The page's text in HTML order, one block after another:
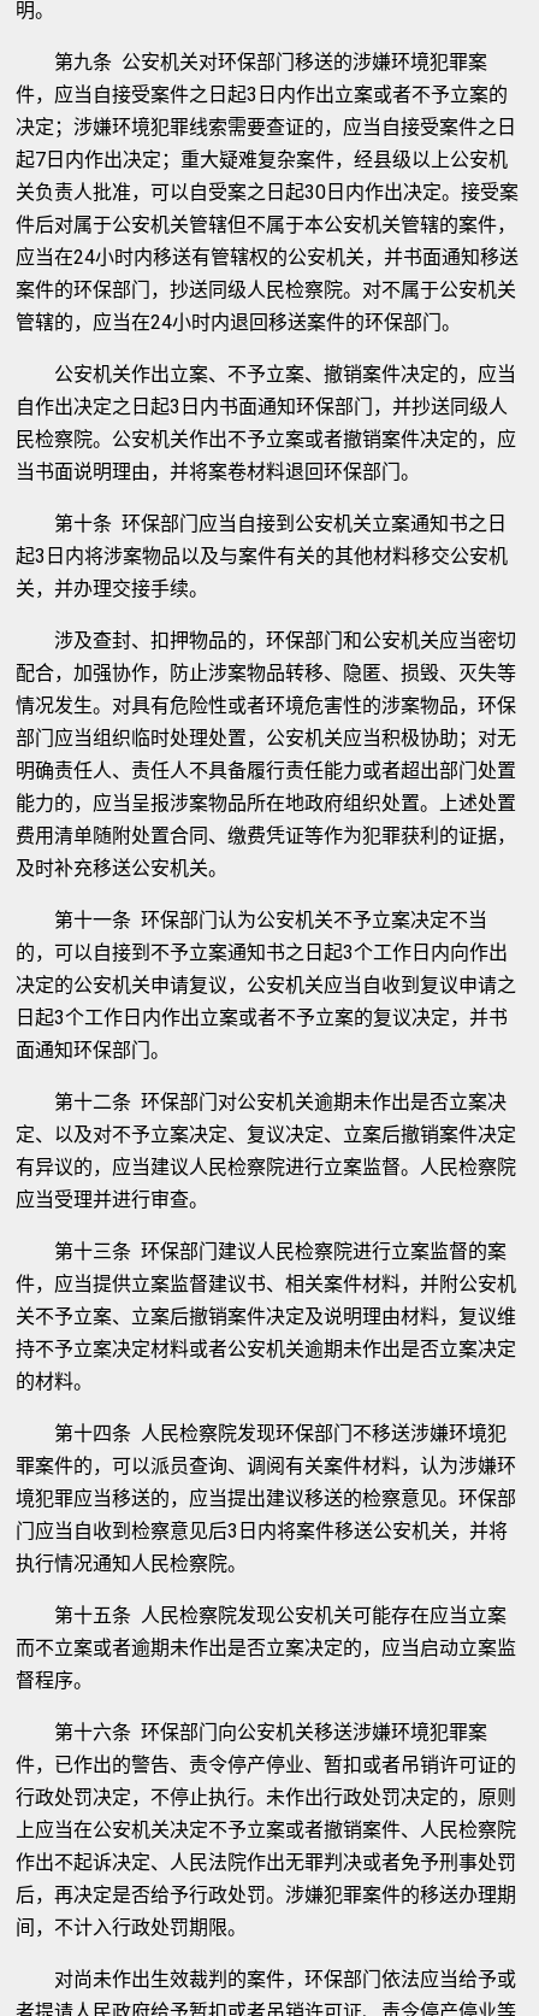
明。
第九条 公安机关对环保部门移送的涉嫌环境犯罪案
件，应当自接受案件之日起3日内作出立案或者不予立案的
决定；涉嫌环境犯罪线索需要查证的，应当自接受案件之日
起7日内作出决定；重大疑难复杂案件，经县级以上公安机
关负责人批准，可以自受案之日起30日内作出决定。接受案
件后对属于公安机关管辖但不属于本公安机关管辖的案件，
应当在24小时内移送有管辖权的公安机关，并书面通知移送
案件的环保部门，抄送同级人民检察院。对不属于公安机关
管辖的，应当在24小时内退回移送案件的环保部门。
公安机关作出立案、不予立案、撤销案件决定的，应当
自作出决定之日起3日内书面通知环保部门，并抄送同级人
民检察院。公安机关作出不予立案或者撤销案件决定的，应
当书面说明理由，并将案卷材料退回环保部门。
第十条 环保部门应当自接到公安机关立案通知书之日
起3日内将涉案物品以及与案件有关的其他材料移交公安机
关，并办理交接手续。
涉及查封、扣押物品的，环保部门和公安机关应当密切
配合，加强协作，防止涉案物品转移、隐匿、损毁、灭失等
情况发生。对具有危险性或者环境危害性的涉案物品，环保
部门应当组织临时处理处置，公安机关应当积极协助；对无
明确责任人、责任人不具备履行责任能力或者超出部门处置
能力的，应当呈报涉案物品所在地政府组织处置。上述处置
费用清单随附处置合同、缴费凭证等作为犯罪获利的证据，
及时补充移送公安机关。
第十一条 环保部门认为公安机关不予立案决定不当
的，可以自接到不予立案通知书之日起3个工作日内向作出
决定的公安机关申请复议，公安机关应当自收到复议申请之
日起3个工作日内作出立案或者不予立案的复议决定，并书
面通知环保部门。
第十二条 环保部门对公安机关逾期未作出是否立案决
定、以及对不予立案决定、复议决定、立案后撤销案件决定
有异议的，应当建议人民检察院进行立案监督。人民检察院
应当受理并进行审查。
第十三条 环保部门建议人民检察院进行立案监督的案
件，应当提供立案监督建议书、相关案件材料，并附公安机
关不予立案、立案后撤销案件决定及说明理由材料，复议维
持不予立案决定材料或者公安机关逾期未作出是否立案决定
的材料。
第十四条 人民检察院发现环保部门不移送涉嫌环境犯
罪案件的，可以派员查询、调阅有关案件材料，认为涉嫌环
境犯罪应当移送的，应当提出建议移送的检察意见。环保部
门应当自收到检察意见后3日内将案件移送公安机关，并将
执行情况通知人民检察院。
第十五条 人民检察院发现公安机关可能存在应当立案
而不立案或者逾期未作出是否立案决定的，应当启动立案监
督程序。
第十六条 环保部门向公安机关移送涉嫌环境犯罪案
件，已作出的警告、责令停产停业、暂扣或者吊销许可证的
行政处罚决定，不停止执行。未作出行政处罚决定的，原则
上应当在公安机关决定不予立案或者撤销案件、人民检察院
作出不起诉决定、人民法院作出无罪判决或者免予刑事处罚
后，再决定是否给予行政处罚。涉嫌犯罪案件的移送办理期
间，不计入行政处罚期限。
对尚未作出生效裁判的案件，环保部门依法应当给予或